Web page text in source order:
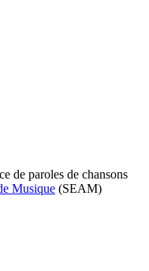
de paroles de chansons
Musique (SEAM)